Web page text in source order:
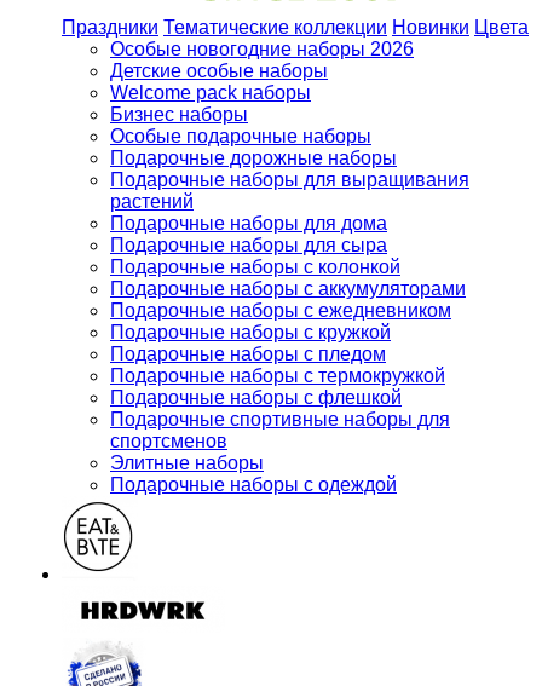
Праздники Тематические коллекции Новинки Цвета
Особые новогодние наборы 2026
Детские особые наборы
Welcome pack наборы
Бизнес наборы
Особые подарочные наборы
Подарочные дорожные наборы
Подарочные наборы для выращивания
растений
Подарочные наборы для дома
Подарочные наборы для сыра
Подарочные наборы с колонкой
Подарочные наборы с аккумуляторами
Подарочные наборы с ежедневником
Подарочные наборы с кружкой
Подарочные наборы с пледом
Подарочные наборы с термокружкой
Подарочные наборы с флешкой
Подарочные спортивные наборы для
спортсменов
Элитные наборы
Подарочные наборы с одеждой